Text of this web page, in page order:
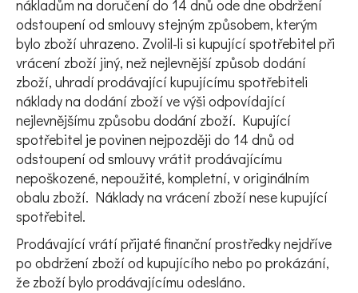
nákladům na doručení do 14 dnů ode dne obdržení
odstoupení od smlouvy stejným způsobem, kterým
bylo zboží uhrazeno. Zvolil-li si kupující spotřebitel při
vrácení zboží jiný, než nejlevnější způsob dodání
zboží, uhradí prodávající kupujícímu spotřebiteli
náklady na dodání zboží ve výši odpovídající
nejlevnějšímu způsobu dodání zboží. Kupující
spotřebitel je povinen nejpozději do 14 dnů od
odstoupení od smlouvy vrátit prodávajícímu
nepoškozené, nepoužité, kompletní, v originálním
obalu zboží. Náklady na vrácení zboží nese kupující
spotřebitel.
Prodávající vrátí přijaté finanční prostředky nejdříve
po obdržení zboží od kupujícího nebo po prokázání,
že zboží bylo prodávajícímu odesláno.